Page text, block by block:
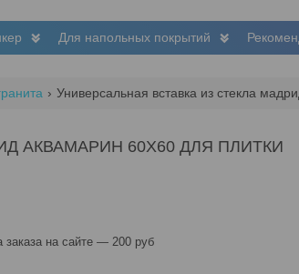
Для напольных покрытий
АКВАМАРИН 60Х60 ДЛЯ ПЛИТКИ
на сайте — 200 руб